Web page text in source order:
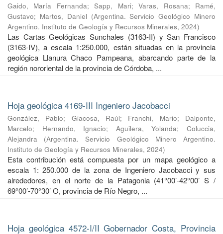
Gaido, María Fernanda;Sapp, Mari;Varas, Rosana; Ramé,
Gustavo; Martos, Daniel (Argentina. Servicio Geológico Minero
Argentino. Instituto de Geología y Recursos Minerales, 2024)
Las Cartas Geológicas Sunchales (3163-II) y San Francisco
(3163-IV), a escala 1:250.000, están situadas en la provincia
geológica Llanura Chaco Pampeana, abarcando parte de la
región nororiental de la provincia de Córdoba, ...
Hoja geológica 4169-III Ingeniero Jacobacci
González, Pablo; Giacosa, Raúl; Franchi, Mario; Dalponte,
Marcelo; Hernando, Ignacio; Aguilera, Yolanda;Coluccia,
Alejandra
(Argentina. Servicio Geológico Minero Argentino.
Instituto de Geología y Recursos Minerales, 2024)
Esta contribución está compuesta por un mapa geológico a
escala 1: 250.000 de la zona de Ingeniero Jacobacci y sus
alrededores, en el norte de la Patagonia (41°00’-42°00’ S /
69°00’-70°30’ O, provincia de Río Negro, ...
Hoja geológica 4572-I/II Gobernador Costa, Provincia